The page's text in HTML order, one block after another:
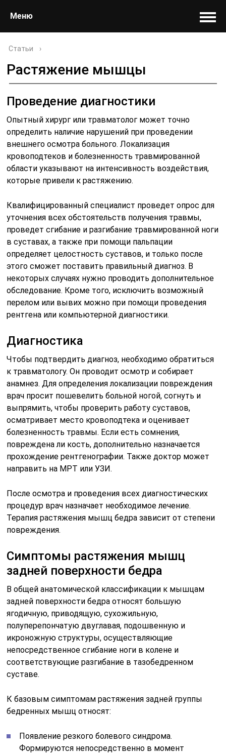
Меню
Статьи ›
Растяжение мышцы
Проведение диагностики
Опытный хирург или травматолог может точно
определить наличие нарушений при проведении
внешнего осмотра больного. Локализация
кровоподтеков и болезненность травмированной
области указывают на интенсивность воздействия,
которые привели к растяжению.
Квалифицированный специалист проведет опрос для
уточнения всех обстоятельств получения травмы,
проведет сгибание и разгибание травмированной ноги
в суставах, а также при помощи пальпации
определяет целостность суставов, и только после
этого сможет поставить правильный диагноз. В
некоторых случаях нужно проводить дополнительное
обследование. Кроме того, исключить возможный
перелом или вывих можно при помощи проведения
рентгена или компьютерной диагностики.
Диагностика
Чтобы подтвердить диагноз, необходимо обратиться
к травматологу. Он проводит осмотр и собирает
анамнез. Для определения локализации повреждения
врач просит пошевелить больной ногой, согнуть и
выпрямить, чтобы проверить работу суставов,
осматривает место кровоподтека и оценивает
болезненность травмы. Если есть сомнения,
повреждена ли кость, дополнительно назначается
прохождение рентгенографии. Также доктор может
направить на МРТ или УЗИ.
После осмотра и проведения всех диагностических
процедур врач назначает необходимое лечение.
Терапия растяжения мышц бедра зависит от степени
повреждения.
Симптомы растяжения мышц
задней поверхности бедра
В общей анатомической классификации к мышцам
задней поверхности бедра относят большую
ягодичную, приводящую, сухожильную,
полуперепончатую двуглавая, подошвенную и
икроножную структуры, осуществляющие
непосредственное сгибание ноги в колене и
соответствующие разгибание в тазобедренном
суставе.
К базовым симптомам растяжения задней группы
бедренных мышц относят:
Появление резкого болевого синдрома.
Формируются непосредственно в момент